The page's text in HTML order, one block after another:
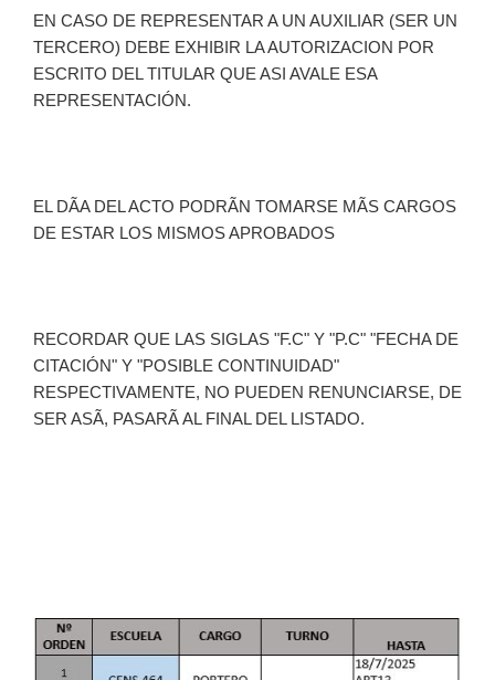
EN CASO DE REPRESENTAR A UN AUXILIAR (SER UN
TERCERO) DEBE EXHIBIR LA AUTORIZACION POR
ESCRITO DEL TITULAR QUE ASI AVALE ESA
REPRESENTACIÓN.
EL DÃA DEL ACTO PODRÃN TOMARSE MÃS CARGOS
DE ESTAR LOS MISMOS APROBADOS
RECORDAR QUE LAS SIGLAS "F.C" Y "P.C" "FECHA DE
CITACIÓN" Y "POSIBLE CONTINUIDAD"
RESPECTIVAMENTE, NO PUEDEN RENUNCIARSE, DE
SER ASÃ, PASARÃ AL FINAL DEL LISTADO.